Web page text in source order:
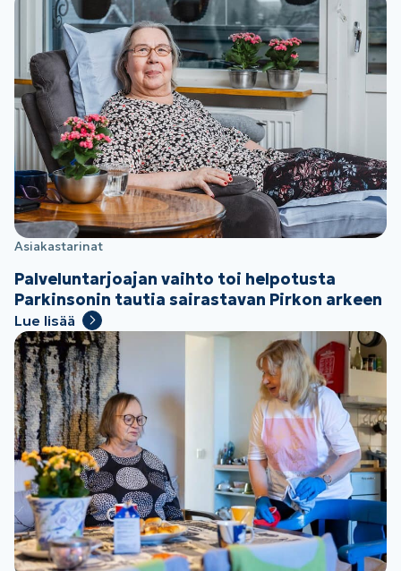
Asiakastarinat
Palveluntarjoajan vaihto toi helpotusta
Parkinsonin tautia sairastavan Pirkon arkeen
Lue lisää